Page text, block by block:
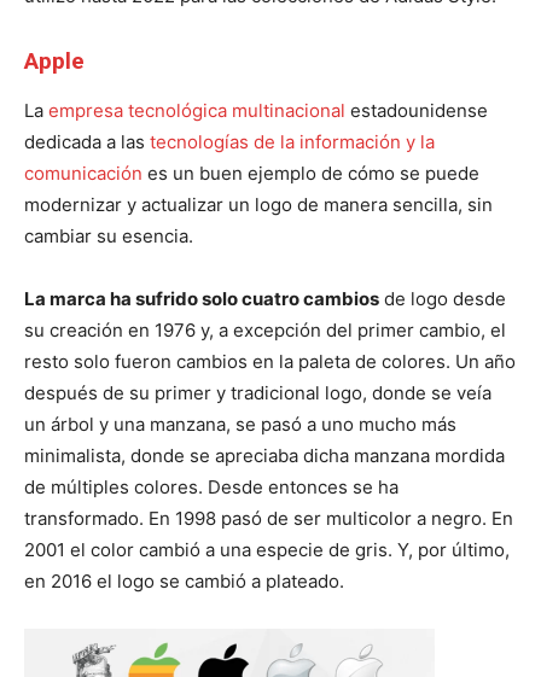
Apple
La empresa tecnológica multinacional estadounidense
dedicada a las tecnologías de la información y la
comunicación es un buen ejemplo de cómo se puede
modernizar y actualizar un logo de manera sencilla, sin
cambiar su esencia.
La marca ha sufrido solo cuatro cambios de logo desde
su creación en 1976 y, a excepción del primer cambio, el
resto solo fueron cambios en la paleta de colores. Un año
después de su primer y tradicional logo, donde se veía
un árbol y una manzana, se pasó a uno mucho más
minimalista, donde se apreciaba dicha manzana mordida
de múltiples colores. Desde entonces se ha
transformado. En 1998 pasó de ser multicolor a negro. En
2001 el color cambió a una especie de gris. Y, por último,
en 2016 el logo se cambió a plateado.